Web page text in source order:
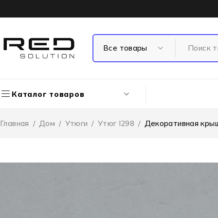
Каталог товаров
Главная / Дом / Утюги / Утюг I298 / Декоративная